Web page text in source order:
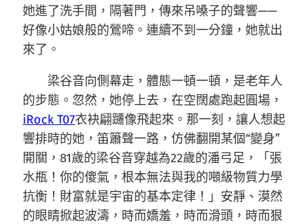
她進了洗手間，隔著門，傳來吊嗓子的聲響——
好像小姑娘般的鶯啼。連續不到一分鐘，她就出
來了。
梁谷音向側幕走，體態一頓一頓，是老年人
的步態。忽然，她停上去，在空闊處跑起圓場，
iRock T07衣袂翩躚像飛起來。那一刻，讓人想起
響排時的她，笛簫聲一路，仿佛翻開某個“變身”
開關，81歲的梁谷音穿越為22歲的潘弓足，「張
水瓶！你的傻氣，根本無法與我的噸級物質力學
抗衡！財富就是宇宙的基本定律！」安靜、漠然
的眼睛掀起波濤，時而嬌羞，時而滑頭，時而狠